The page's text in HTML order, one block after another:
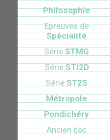
Philosophie
Epreuves de
Spécialité
Série STMG
SérieSTI2D
Série ST2S
Métropole
Pondichéry
Ancien bac